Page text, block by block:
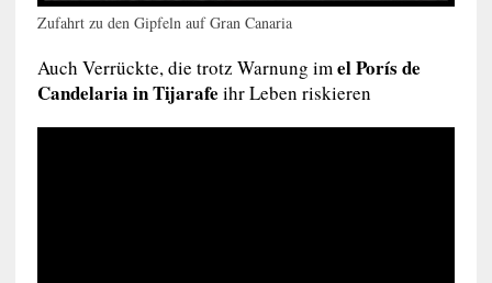
Zufahrt zu den Gipfeln auf Gran Canaria
Auch Verrückte, die trotz Warnung imel Porís de
Candelaria in Tijarafe ihr Leben riskieren